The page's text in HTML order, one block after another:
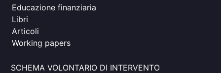
Educazione finanziaria
Libri
Articoli
Working papers
SCHEMA VOLONTARIO DI INTERVENTO